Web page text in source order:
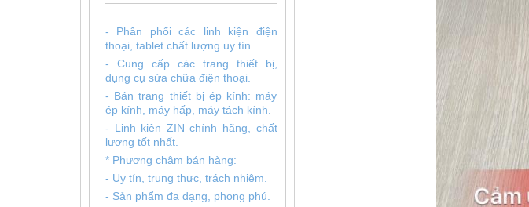
- Phân phối các linh kiện điện
thoại, tablet chất lượng uy tín.
- Cung cấp các trang thiết bị,
dụng cụ sửa chữa điện thoại.
- Bán trang thiết bị ép kính: máy
ép kính, máy hấp, máy tách kính.
- Linh kiện ZIN chính hãng, chất
lượng tốt nhất.
* Phương châm bán hàng:
- Uy tín, trung thực, trách nhiệm.
- Sản phẩm đa dạng, phong phú.